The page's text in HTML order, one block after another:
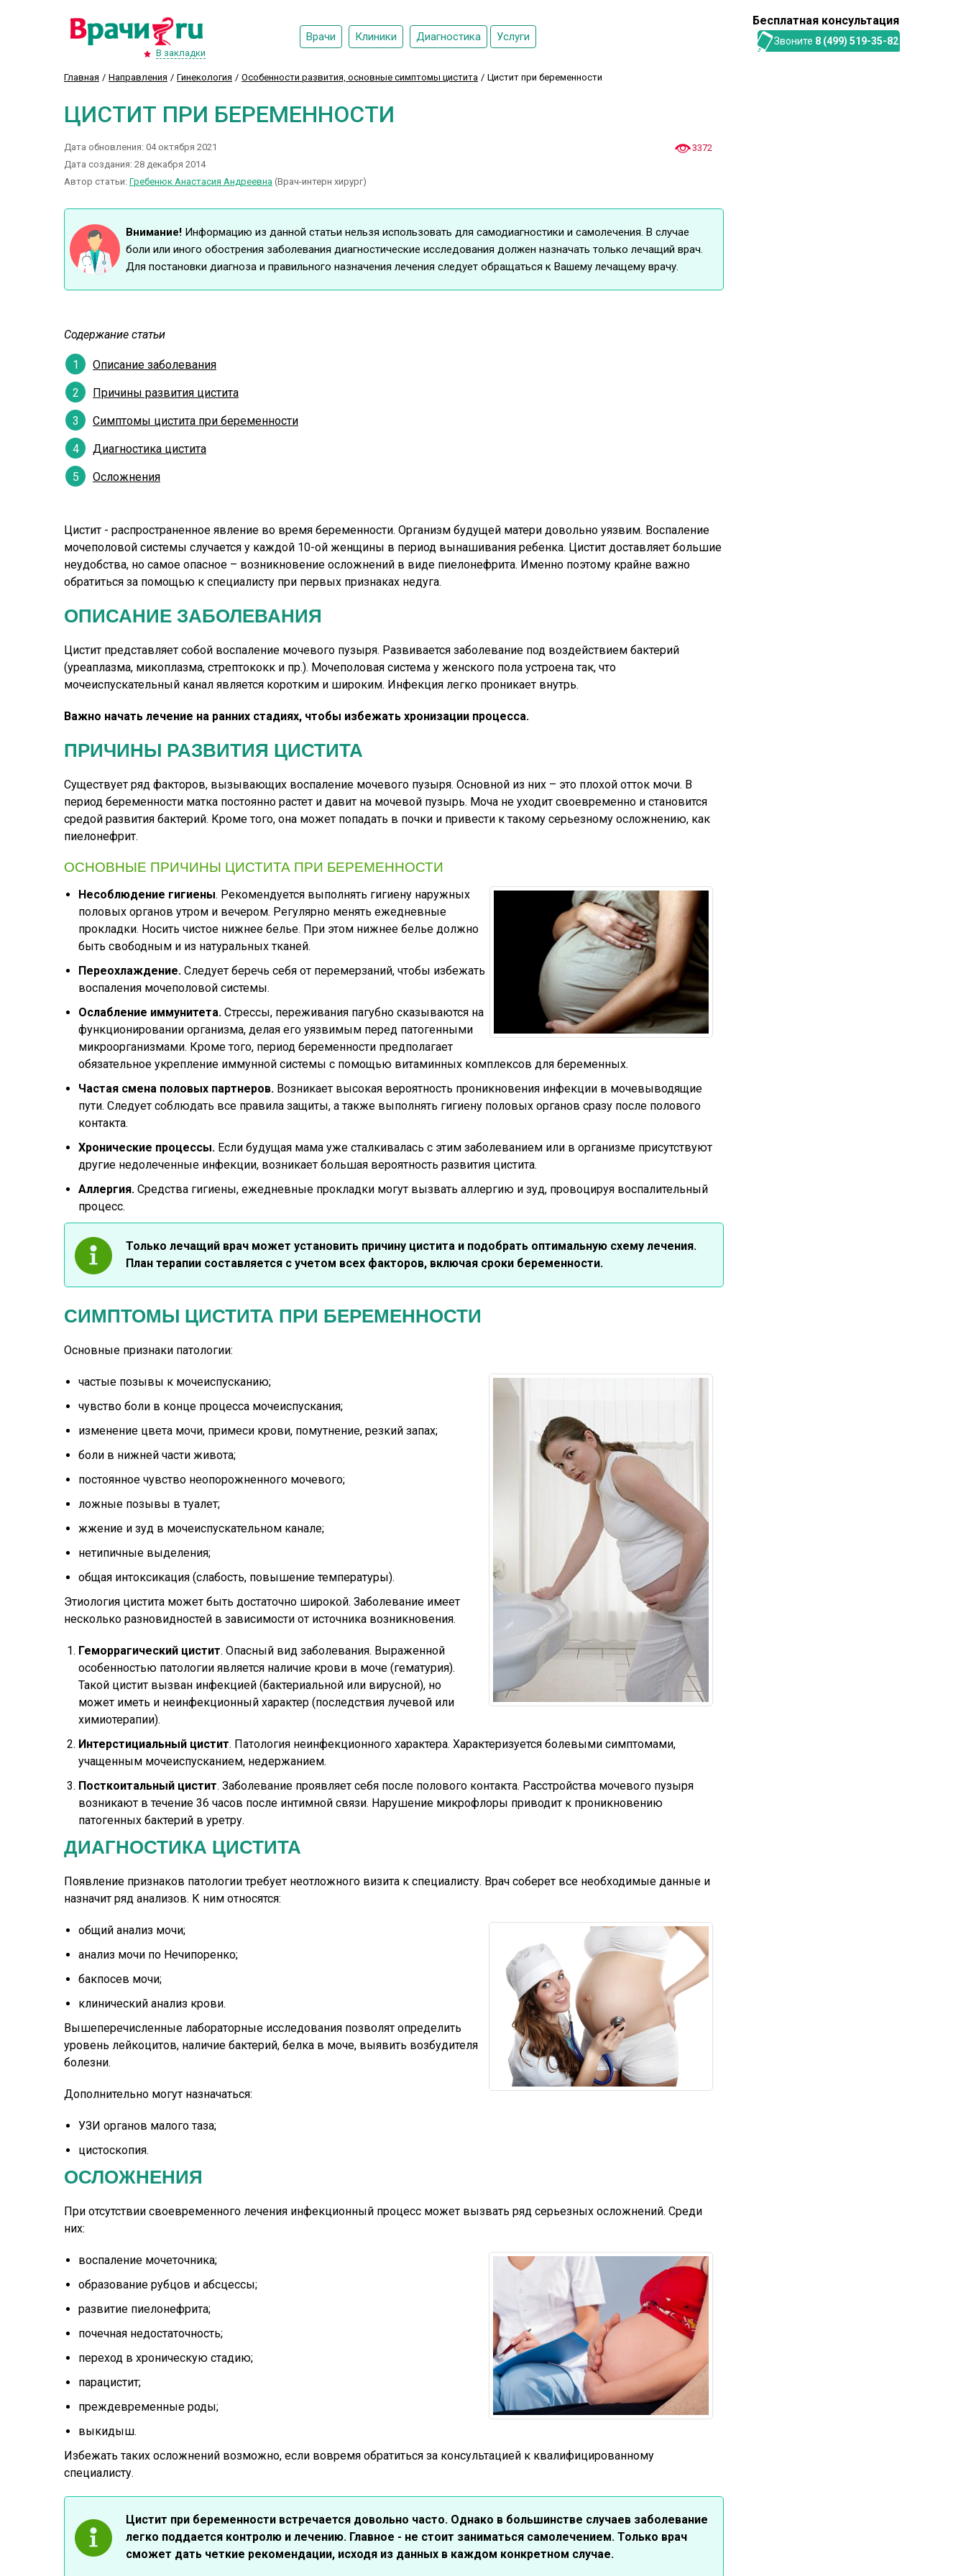
В закладки
Врачи Клиники Диагностика Услуги
Бесплатная консультация
Звоните 8 (499) 519-35-82
Главная Направления Гинекология Особенности развития, основные симптомы цистита Цистит при беременности
ЦИСТИТ ПРИ БЕРЕМЕННОСТИ
3372
Дата обновления: 04 октября 2021
Дата создания: 28 декабря 2014
Автор статьи: Гребенюк Анастасия Андреевна (Врач-интерн хирург)
Внимание! Информацию из данной статьи нельзя использовать для самодиагностики и самолечения. В случае
боли или иного обострения заболевания диагностические исследования должен назначать только лечащий врач.
Для постановки диагноза и правильного назначения лечения следует обращаться к Вашему лечащему врачу.
Содержание статьи
Описание заболевания
Причины развития цистита
Симптомы цистита при беременности
Диагностика цистита
Осложнения
Цистит - распространенное явление во время беременности. Организм будущей матери довольно уязвим. Воспаление
мочеполовой системы случается у каждой 10-ой женщины в период вынашивания ребенка. Цистит доставляет большие
неудобства, но самое опасное – возникновение осложнений в виде пиелонефрита. Именно поэтому крайне важно
обратиться за помощью к специалисту при первых признаках недуга.
ОПИСАНИЕ ЗАБОЛЕВАНИЯ
Цистит представляет собой воспаление мочевого пузыря. Развивается заболевание под воздействием бактерий
(уреаплазма, микоплазма, стрептококк и пр.). Мочеполовая система у женского пола устроена так, что
мочеиспускательный канал является коротким и широким. Инфекция легко проникает внутрь.
Важно начать лечение на ранних стадиях, чтобы избежать хронизации процесса.
ПРИЧИНЫ РАЗВИТИЯ ЦИСТИТА
Существует ряд факторов, вызывающих воспаление мочевого пузыря. Основной из них – это плохой отток мочи. В
период беременности матка постоянно растет и давит на мочевой пузырь. Моча не уходит своевременно и становится
средой развития бактерий. Кроме того, она может попадать в почки и привести к такому серьезному осложнению, как
пиелонефрит.
ОСНОВНЫЕ ПРИЧИНЫ ЦИСТИТА ПРИ БЕРЕМЕННОСТИ
Несоблюдение гигиены. Рекомендуется выполнять гигиену наружных
половых органов утром и вечером. Регулярно менять ежедневные
прокладки. Носить чистое нижнее белье. При этом нижнее белье должно
быть свободным и из натуральных тканей.
Переохлаждение. Следует беречь себя от перемерзаний, чтобы избежать
воспаления мочеполовой системы.
Ослабление иммунитета. Стрессы, переживания пагубно сказываются на
функционировании организма, делая его уязвимым перед патогенными
микроорганизмами. Кроме того, период беременности предполагает
обязательное укрепление иммунной системы с помощью витаминных комплексов для беременных.
Частая смена половых партнеров. Возникает высокая вероятность проникновения инфекции в мочевыводящие
пути. Следует соблюдать все правила защиты, а также выполнять гигиену половых органов сразу после полового
контакта.
Хронические процессы. Если будущая мама уже сталкивалась с этим заболеванием или в организме присутствуют
другие недолеченные инфекции, возникает большая вероятность развития цистита.
Аллергия. Средства гигиены, ежедневные прокладки могут вызвать аллергию и зуд, провоцируя воспалительный
процесс.
Только лечащий врач может установить причину цистита и подобрать оптимальную схему лечения.
План терапии составляется с учетом всех факторов, включая сроки беременности.
СИМПТОМЫ ЦИСТИТА ПРИ БЕРЕМЕННОСТИ
Основные признаки патологии:
частые позывы к мочеиспусканию;
чувство боли в конце процесса мочеиспускания;
изменение цвета мочи, примеси крови, помутнение, резкий запах;
боли в нижней части живота;
постоянное чувство неопорожненного мочевого;
ложные позывы в туалет;
жжение и зуд в мочеиспускательном канале;
нетипичные выделения;
общая интоксикация (слабость, повышение температуры).
Этиология цистита может быть достаточно широкой. Заболевание имеет
несколько разновидностей в зависимости от источника возникновения.
Геморрагический цистит. Опасный вид заболевания. Выраженной
особенностью патологии является наличие крови в моче (гематурия).
Такой цистит вызван инфекцией (бактериальной или вирусной), но
может иметь и неинфекционный характер (последствия лучевой или
химиотерапии).
Интерстициальный цистит. Патология неинфекционного характера. Характеризуется болевыми симптомами,
учащенным мочеиспусканием, недержанием.
Посткоитальный цистит. Заболевание проявляет себя после полового контакта. Расстройства мочевого пузыря
возникают в течение 36 часов после интимной связи. Нарушение микрофлоры приводит к проникновению
патогенных бактерий в уретру.
ДИАГНОСТИКА ЦИСТИТА
Появление признаков патологии требует неотложного визита к специалисту. Врач соберет все необходимые данные и
назначит ряд анализов. К ним относятся:
общий анализ мочи;
анализ мочи по Нечипоренко;
бакпосев мочи;
клинический анализ крови.
Вышеперечисленные лабораторные исследования позволят определить
уровень лейкоцитов, наличие бактерий, белка в моче, выявить возбудителя
болезни.
Дополнительно могут назначаться:
УЗИ органов малого таза;
цистоскопия.
ОСЛОЖНЕНИЯ
При отсутствии своевременного лечения инфекционный процесс может вызвать ряд серьезных осложнений. Среди
них:
воспаление мочеточника;
образование рубцов и абсцессы;
развитие пиелонефрита;
почечная недостаточность;
переход в хроническую стадию;
парацистит;
преждевременные роды;
выкидыш.
Избежать таких осложнений возможно, если вовремя обратиться за консультацией к квалифицированному
специалисту.
Цистит при беременности встречается довольно часто. Однако в большинстве случаев заболевание
легко поддается контролю и лечению. Главное - не стоит заниматься самолечением. Только врач
сможет дать четкие рекомендации, исходя из данных в каждом конкретном случае.